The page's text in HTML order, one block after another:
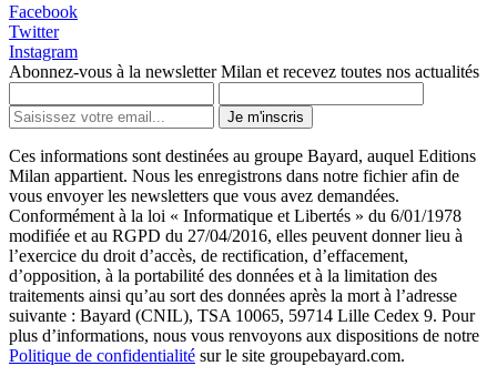
Facebook
Twitter
Instagram
Abonnez-vous à la newsletter Milan et recevez toutes nos actualités
Je m'inscris
Ces informations sont destinées au groupe Bayard, auquel Editions
Milan appartient. Nous les enregistrons dans notre fichier afin de
vous envoyer les newsletters que vous avez demandées.
Conformément à la loi « Informatique et Libertés » du 6/01/1978
modifiée et au RGPD du 27/04/2016, elles peuvent donner lieu à
l’exercice du droit d’accès, de rectification, d’effacement,
d’opposition, à la portabilité des données et à la limitation des
traitements ainsi qu’au sort des données après la mort à l’adresse
suivante : Bayard (CNIL), TSA 10065, 59714 Lille Cedex 9. Pour
plus d’informations, nous vous renvoyons aux dispositions de notre
Politique de confidentialité sur le site groupebayard.com.